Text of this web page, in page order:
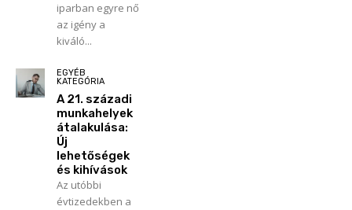
iparban egyre nő
az igény a
kiváló...
EGYÉB
KATEGÓRIA
A 21. századi
munkahelyek
átalakulása:
Új
lehetőségek
és kihívások
Az utóbbi
évtizedekben a